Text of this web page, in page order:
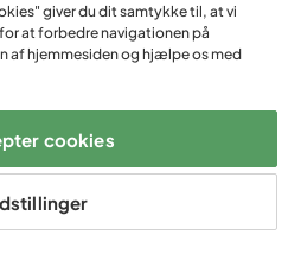
bekræfter jeg, at jeg gerne vil
godkender at Trademax behandler
at kunne sende
mig, i henhold til Trademax
gerne oprette en konto til
meget mere:
giver du dit samtykke til, at vi
at forbedre navigationen på
af hjemmesiden og hjælpe os med
cookies